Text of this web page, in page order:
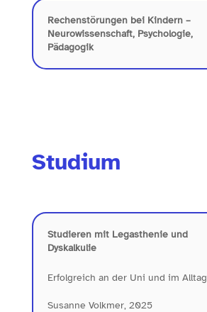
Rechenstörungen bei Kindern –
Neurowissenschaft, Psychologie,
Pädagogik
Studium
Studieren mit Legasthenie und
Dyskalkulie
Erfolgreich an der Uni und im Alltag
Susanne Volkmer, 2025